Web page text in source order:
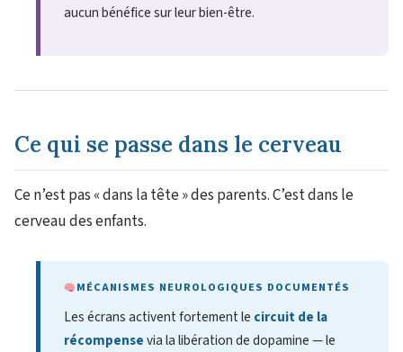
aucun bénéfice sur leur bien-être.
Ce qui se passe dans le cerveau
Ce n’est pas « dans la tête » des parents. C’est dans le
cerveau des enfants.
MÉCANISMES NEUROLOGIQUES DOCUMENTÉS
Les écrans activent fortement le circuit de la
récompensevia la libération de dopamine — le